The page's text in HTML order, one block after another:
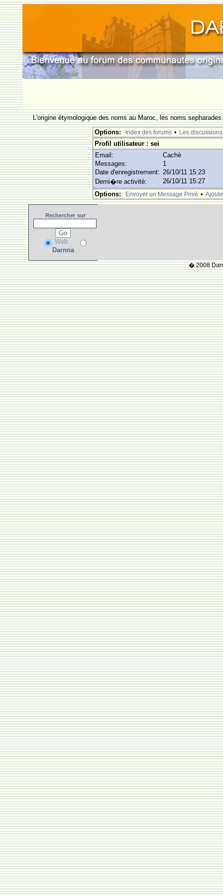
L'origine étymologique des noms au Maroc, les noms
Options:
Index des forums • Les discussions
Profil utilisateur : sei
Email:
Cachè
Messages:
1
Date d'enregistrement: 26/10/11 15:23
Derni�re activitè:
26/10/11 15:27
Options:
Envoyer un Message Privè •
Rechercher sur
Web
Darnna
� 2008